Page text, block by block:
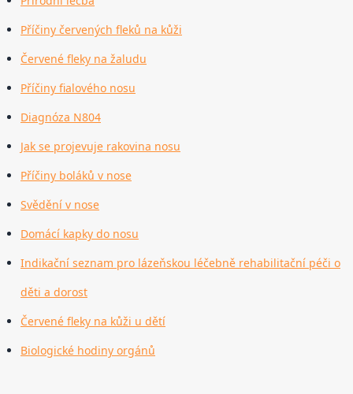
Příčiny červených fleků na kůži
Červené fleky na žaludu
Příčiny fialového nosu
Diagnóza N804
Jak se projevuje rakovina nosu
Příčiny boláků v nose
Svědění v nose
Domácí kapky do nosu
Indikační seznam pro lázeňskou léčebně rehabilitační péči o
děti a dorost
Červené fleky na kůži u dětí
Biologické hodiny orgánů